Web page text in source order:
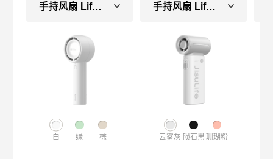
手持风扇 Life5（长续航款）
白 绿 棕
手持风扇 Life9（长续航款）
云雾灰 陨石黑 珊瑚粉